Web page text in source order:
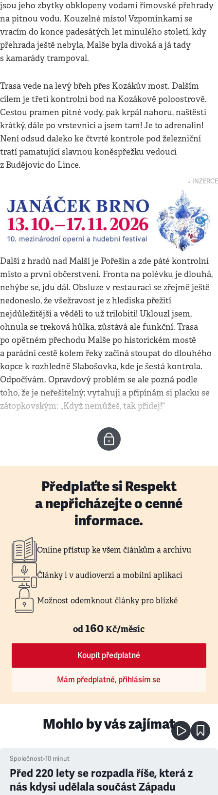
jsou jeho zbytky obklopeny vodami římovské přehrady
na pitnou vodu. Kouzelné místo! Vzpomínkami se
vracím do konce padesátých let minulého století, kdy
přehrada ještě nebyla, Malše byla divoká a já tady
s kamarády trampoval.
Trasa vede na levý břeh přes Kozákův most. Dalším
cílem je třetí kontrolní bod na Kozákově poloostrově.
Cestou pramen pitné vody, pak krpál nahoru, naštěstí
krátký, dále po vrstevnici a jsem tam! Je to adrenalin!
Není odsud daleko ke čtvrté kontrole pod železniční
tratí pamatující slavnou koněspřežku vedoucí
z Budějovic do Lince.
↓ INZERCE
Další z hradů nad Malší je Pořešín a zde páté kontrolní
místo a první občerstvení. Fronta na polévku je dlouhá,
nehýbe se, jdu dál. Obsluze v restauraci se zřejmě ještě
nedoneslo, že všežravost je z hlediska přežití
nejdůležitější a věděli to už trilobiti! Uklouzl jsem,
ohnula se treková hůlka, zůstává ale funkční. Trasa
po opětném přechodu Malše po historickém mostě
a parádní cestě kolem řeky začíná stoupat do dlouhého
kopce k rozhledně Slabošovka, kde je šestá kontrola.
Odpočívám. Opravdový problém se ale pozná podle
toho, že je neřešitelný; vytahuji a připínám si placku se
zátopkovským: „Když nemůžeš, tak přidej!“
Předplaťte si Respekt
a nepřicházejte o cenné
informace.
Online přístup ke všem článkům a archivu
Články i v audioverzi a mobilní aplikaci
Možnost odemknout články pro blízké
od160Kč/měsíc
Koupit předplatné
Mám předplatné, přihlásím se
Mohlo by vás zajímat
Společnost•10 minut
Před 220 lety se rozpadla říše, která z
nás kdysi udělala součást Západu